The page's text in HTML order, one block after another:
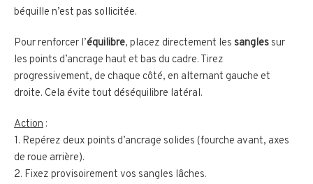
béquille n’est pas sollicitée.
Pour renforcer l’équilibre, placez directement les sangles sur
les points d’ancrage haut et bas du cadre. Tirez
progressivement, de chaque côté, en alternant gauche et
droite. Cela évite tout déséquilibre latéral.
Action :
1. Repérez deux points d’ancrage solides (fourche avant, axes
de roue arrière).
2. Fixez provisoirement vos sangles lâches.